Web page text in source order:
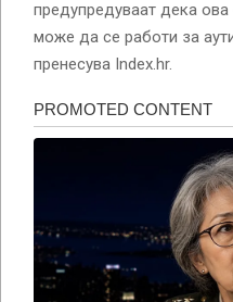
предупредуваат дека ова
може да се работи за
пренесува Index.hr.